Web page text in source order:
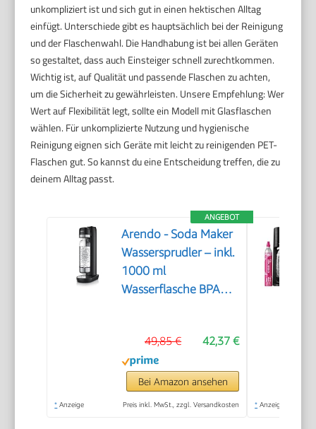
unkompliziert ist und sich gut in einen hektischen Alltag
einfügt. Unterschiede gibt es hauptsächlich bei der Reinigung
und der Flaschenwahl. Die Handhabung ist bei allen Geräten
so gestaltet, dass auch Einsteiger schnell zurechtkommen.
Wichtig ist, auf Qualität und passende Flaschen zu achten,
um die Sicherheit zu gewährleisten. Unsere Empfehlung: Wer
Wert auf Flexibilität legt, sollte ein Modell mit Glasflaschen
wählen. Für unkomplizierte Nutzung und hygienische
Reinigung eignen sich Geräte mit leicht zu reinigenden PET-
Flaschen gut. So kannst du eine Entscheidung treffen, die zu
deinem Alltag passt.
ANGEBOT
Arendo - Soda Maker
Wassersprudler – inkl.
1000 ml
Wasserflasche BPA
kompatibel mit 60 l
CO2 Zylindern
42,37 €
49,85 €
Bei Amazon ansehen
* Anzeige Preis inkl. MwSt., zzgl. Versandkosten * Anzeige